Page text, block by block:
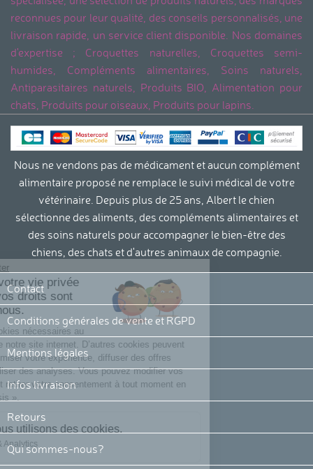
reconnues pour leur qualité, des conseils personnalisés, une
livraison rapide, un service client disponible. Nos domaines
d'expertise ; Croquettes naturelles, Croquettes semi-
humides, Compléments alimentaires, Soins naturels,
Antiparasitaires naturels, Produits BIO, Alimentation pour
chats, Produits pour oiseaux, Produits pour lapins.
Nous ne vendons pas de médicament et aucun complément
alimentaire proposé ne remplace le suivi médical de votre
vétérinaire. Depuis plus de 25 ans, Albert le chien
sélectionne des aliments, des compléments alimentaires et
des soins naturels pour accompagner le bien-être des
chiens, des chats et d'autres animaux de compagnie.
Contact
Conditions générales de vente et RGPD
Mentions légales
Infos livraison
Retours
Qui sommes-nous?
La protection de votre vie privée
et le respect de vos droits sont
importants pour nous.
Nous utilisons des cookies nécessaires au
bon fonctionnement de notre site internet. D’autres cookies peuvent
être utilisées pour optimiser votre expérience, diffuser des offres
personnalisées ou réaliser des analyses. Vous pouvez modifier vos
préférences cookies et retirer votre consentement à tout moment en
cliquant sur « Je choisis ».
Voici pourquoi nous utilisons des cookies.
Mesure d'audience & Analytics